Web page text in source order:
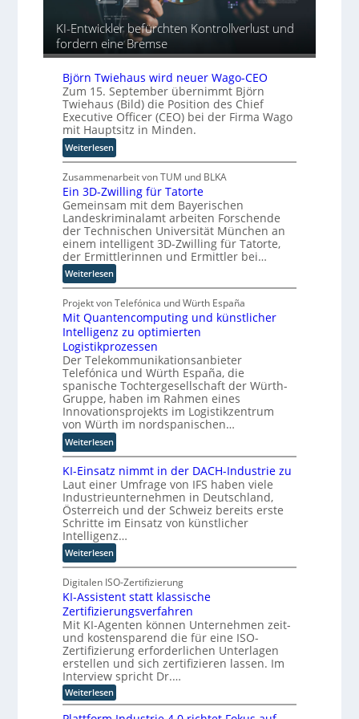
u
n
g
c
o
r
y
-
A
u
s
b
a
u
o
p
ä
s
c
h
e
n
R
u
t
e
r
-
H
e
r
s
t
e
l
l
e
r
n
a
h
e
A
t
o
m
a
t
i
i
e
r
u
n
g
s
l
ö
s
u
n
g
e
n
KI-Entwickler befürchten Kontrollverlust und
fordern eine Bremse
Björn Twiehaus wird neuer Wago-CEO
Zum 15. September übernimmt Björn
Twiehaus (Bild) die Position des Chief
Executive Officer (CEO) bei der Firma Wago
mit Hauptsitz in Minden.
Weiterlesen:
B
j
ö
r
n
T
w
i
e
h
a
u
s
w
i
r
d
n
e
u
e
W
a
g
o
-
C
E
O
Zusammenarbeit von TUM und BLKA
Ein 3D-Zwilling für Tatorte
Gemeinsam mit dem Bayerischen
Landeskriminalamt arbeiten Forschende
der Technischen Universität München an
einem intelligent 3D-Zwilling für Tatorte,
der Ermittlerinnen und Ermittler bei…
Weiterlesen:
E
i
n
3
D
-
Z
w
i
l
l
i
n
g
f
ü
r
T
a
t
o
t
e
Projekt von Telefónica und Würth España
Mit Quantencomputing und künstlicher
Intelligenz zu optimierten
Logistikprozessen
Der Telekommunikationsanbieter
Telefónica und Würth España, die
spanische Tochtergesellschaft der Würth-
Gruppe, haben im Rahmen eines
Innovationsprojekts im Logistikzentrum
von Würth im nordspanischen…
Weiterlesen:
M
i
t
Q
u
a
n
t
e
n
c
o
m
p
u
t
i
n
g
KI-Einsatz nimmt in der DACH-Industrie zu
Laut einer Umfrage von IFS haben viele
Industrieunternehmen in Deutschland,
Österreich und der Schweiz bereits erste
Schritte im Einsatz von künstlicher
Intelligenz…
Weiterlesen:
K
I
-
E
i
n
s
a
t
z
Digitalen ISO-Zertifizierung
KI-Assistent statt klassische
Zertifizierungsverfahren
Mit KI-Agenten können Unternehmen zeit-
und kostensparend die für eine ISO-
Zertifizierung erforderlichen Unterlagen
erstellen und sich zertifizieren lassen. Im
Interview spricht Dr.…
Weiterlesen:
K